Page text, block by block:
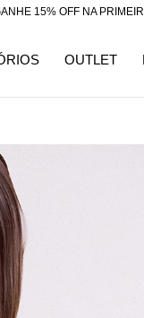
OFF NA PRIMEIRA
OUTLET